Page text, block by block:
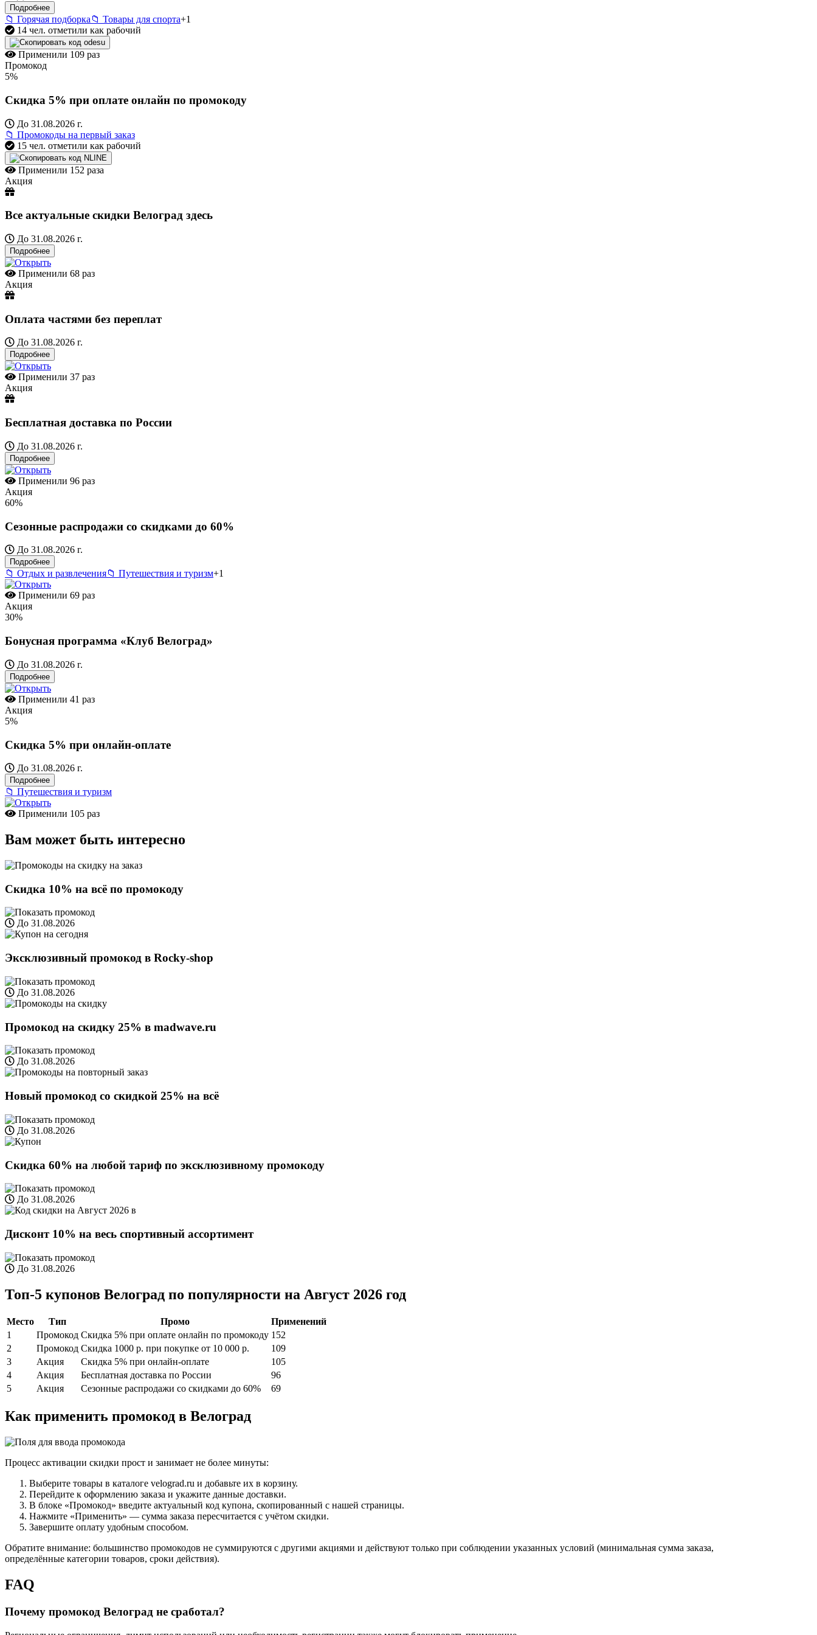
Подробнее
📁 Горячая подборка 📁 Товары для спорта+1
14 чел. отметили как рабочий
odesu
Применили 109 раз
Промокод
5%
Скидка 5% при оплате онлайн по промокоду
До 31.08.2026 г.
📁 Промокоды на первый заказ
15 чел. отметили как рабочий
NLINE
Применили 152 раза
Акция
Все актуальные скидки Велоград здесь
До 31.08.2026 г.
Подробнее
Применили 68 раз
Акция
Оплата частями без переплат
До 31.08.2026 г.
Подробнее
Применили 37 раз
Акция
Бесплатная доставка по России
До 31.08.2026 г.
Подробнее
Применили 96 раз
Акция
60%
Сезонные распродажи со скидками до 60%
До 31.08.2026 г.
Подробнее
📁 Отдых и развлечения📁 Путешествия и туризм+1
Применили 69 раз
Акция
30%
Бонусная программа «Клуб Велоград»
До 31.08.2026 г.
Подробнее
Применили 41 раз
Акция
5%
Скидка 5% при онлайн-оплате
До 31.08.2026 г.
Подробнее
📁 Путешествия и туризм
Применили 105 раз
Вам может быть интересно
Скидка 10% на всё по промокоду
До 31.08.2026
Эксклюзивный промокод в Rocky-shop
До 31.08.2026
Промокод на скидку 25% в madwave.ru
До 31.08.2026
Новый промокод со скидкой 25% на всё
До 31.08.2026
Скидка 60% на любой тариф по эксклюзивному промокоду
До 31.08.2026
Дисконт 10% на весь спортивный ассортимент
До 31.08.2026
Топ-5 купонов Велоград по популярности на Август 2026 год
Место Тип Промо
Применений
1
Промокод Скидка 5% при оплате онлайн по промокоду 152
2
Промокод Cкидка 1000 р. при покупке от 10 000 р.
109
3
Акция Скидка 5% при онлайн-оплате
105
4
Акция Бесплатная доставка по России
96
5
Акция Сезонные распродажи со скидками до 60% 69
Как применить промокод в Велоград
Процесс активации скидки прост и занимает не более минуты:
Выберите товары в каталоге velograd.ru и добавьте их в корзину.
Перейдите к оформлению заказа и укажите данные доставки.
В блоке «Промокод» введите актуальный код купона, скопированный с нашей страницы.
Нажмите «Применить» — сумма заказа пересчитается с учётом скидки.
Завершите оплату удобным способом.
Обратите внимание: большинство промокодов не суммируются с другими акциями и действуют только при соблюдении указанных условий (минимальная сумма заказа,
определённые категории товаров, сроки действия).
FAQ
Почему промокод Велоград не сработал?